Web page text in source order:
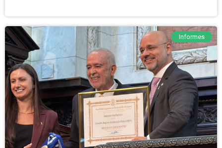
Informes